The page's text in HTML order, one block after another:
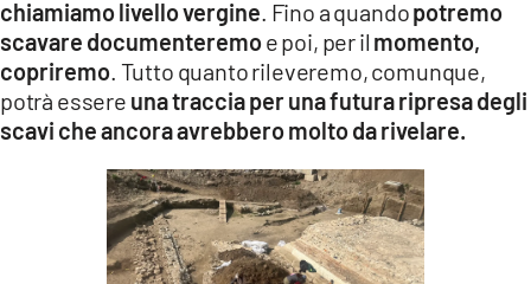
chiamiamo livello vergine. Fino a quandopotremo
scavare documenteremoe poi, per il momento,
copriremo. Tutto quanto rileveremo, comunque,
potrà essere una traccia per una futura ripresa degli
scavi che ancora avrebbero molto da rivelare.